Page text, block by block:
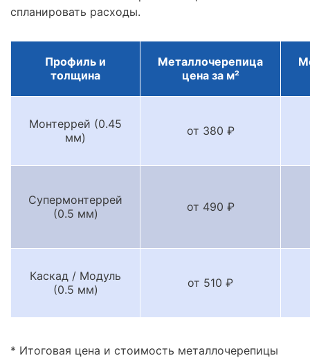
спланировать расходы.
Профиль и
толщина
Металлочерепица
цена за м²
Монтеррей (0.45
мм)
от 380 ₽
Супермонтеррей
(0.5 мм)
от 490 ₽
Каскад / Модуль
(0.5 мм)
от 510 ₽
* Итоговая цена и стоимость металлочерепицы